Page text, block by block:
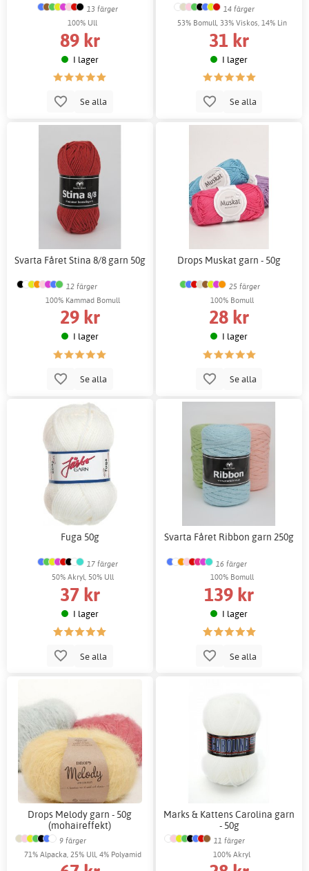
13 färger
100% Ull
89 kr
I lager
Se alla
14 färger
53% Bomull, 33% Viskos, 14% Lin
31 kr
I lager
Se alla
Svarta Fåret Stina 8/8 garn 50g
12 färger
100% Kammad Bomull
29 kr
I lager
Se alla
Drops Muskat garn - 50g
25 färger
100% Bomull
28 kr
I lager
Se alla
Fuga 50g
17 färger
50% Akryl, 50% Ull
37 kr
I lager
Se alla
Svarta Fåret Ribbon garn 250g
16 färger
100% Bomull
139 kr
I lager
Se alla
Drops Melody garn - 50g
(mohaireffekt)
9 färger
71% Alpacka, 25% Ull, 4% Polyamid
Marks & Kattens Carolina garn
- 50g
11 färger
100% Akryl